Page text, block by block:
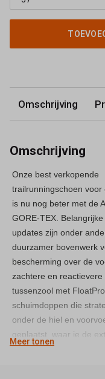
Omschrijving
Omschrijving
Onze best verkopende
trailrunningschoen voor
is nu nog beter met de
GORE-TEX. Belangrijke
updates zijn onder
duurzamer bovenwerk
bescherming over de
zachtere en reactievere
tussenzool met
schuimdoppen die
onder de hiel en
geplaatst, waar je de
demping het meest
Meer tonen